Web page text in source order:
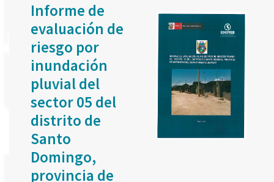
Informe de
evaluación de
riesgo por
inundación
pluvial del
sector 05 del
distrito de
Santo
Domingo,
provincia de